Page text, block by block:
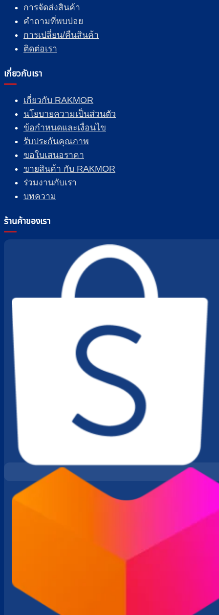
การจัดส่งสินค้า
คำถามที่พบบ่อย
การเปลี่ยน/คืนสินค้า
ติดต่อเรา
เกี่ยวกับเรา
เกี่ยวกับ RAKMOR
นโยบายความเป็นส่วนตัว
ข้อกำหนดและเงื่อนไข
รับประกันคุณภาพ
ขอใบเสนอราคา
ขายสินค้า กับ RAKMOR
ร่วมงานกับเรา
บทความ
ร้านค้าของเรา